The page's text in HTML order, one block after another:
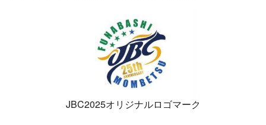
JBC2025オリジナルロゴマーク